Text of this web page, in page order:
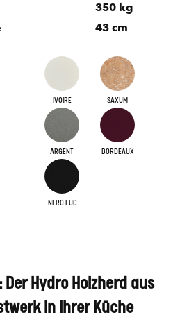
350 kg
43 cm
IVOIRE SAXUM
ARGENT BORDEAUX
NERO LUC
Der Hydro Holzherd aus
in Ihrer Küche